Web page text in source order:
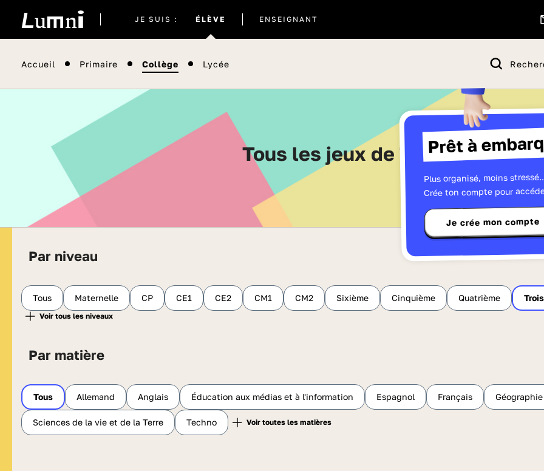
JE SUIS : ÉLÈVE
actuel
ENSEIGNANT
Accueil Primaire Collège Lycée
Prêt à
Plus organisé, moins
Crée ton compte pour
Je crée mon compte
Tous les jeux de Troisième -
Par niveau
Tous Maternelle CP CE1 CE2 CM1 CM2 Sixième Cinquième Quatrième
Par matière
Tous Allemand Anglais Éducation aux médias et à l'information Espagnol Français Géographie
Sciences de la vie et de la Terre Techno